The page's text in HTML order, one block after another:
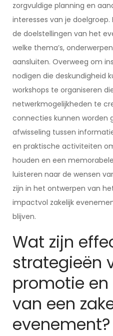
zorgvuldige planning en
interesses van je
de doelstellingen van het
welke thema’s,
aansluiten. Overweeg om
nodigen die deskundigheid
workshops te organiseren
netwerkmogelijkheden te
connecties kunnen worden
afwisseling tussen
en praktische activiteiten
houden en een
luisteren naar de wensen
zijn in het ontwerpen van
impactvol zakelijk
blijven.
Wat zijn
strategieën
promotie
van een
evenement?